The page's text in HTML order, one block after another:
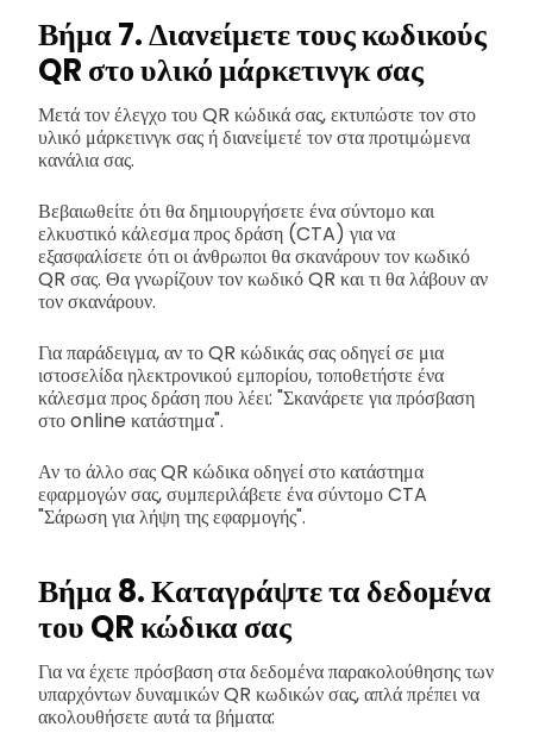
Βήμα 7. Διανείμετε τους κωδικούς
QR στο υλικό μάρκετινγκ σας
Μετά τον έλεγχο του QR κώδικά σας, εκτυπώστε τον στο
υλικό μάρκετινγκ σας ή διανείμετέ τον στα προτιμώμενα
κανάλια σας.
Βεβαιωθείτε ότι θα δημιουργήσετε ένα σύντομο και
ελκυστικό κάλεσμα προς δράση (CTA) για να
εξασφαλίσετε ότι οι άνθρωποι θα σκανάρουν τον κωδικό
QR σας. Θα γνωρίζουν τον κωδικό QR και τι θα λάβουν αν
τον σκανάρουν.
Για παράδειγμα, αν το QR κώδικάς σας οδηγεί σε μια
ιστοσελίδα ηλεκτρονικού εμπορίου, τοποθετήστε ένα
κάλεσμα προς δράση που λέει: "Σκανάρετε για πρόσβαση
στο online κατάστημα".
Αν το άλλο σας QR κώδικα οδηγεί στο κατάστημα
εφαρμογών σας, συμπεριλάβετε ένα σύντομο CTA
"Σάρωση για λήψη της εφαρμογής".
Βήμα 8. Καταγράψτε τα δεδομένα
του QR κώδικα σας
Για να έχετε πρόσβαση στα δεδομένα παρακολούθησης των
υπαρχόντων δυναμικών QR κωδικών σας, απλά πρέπει να
ακολουθήσετε αυτά τα βήματα: